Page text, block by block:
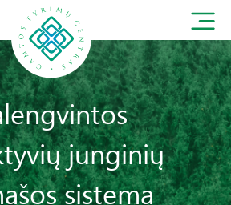
junginių
sistema